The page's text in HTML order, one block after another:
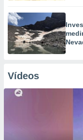
Vídeos